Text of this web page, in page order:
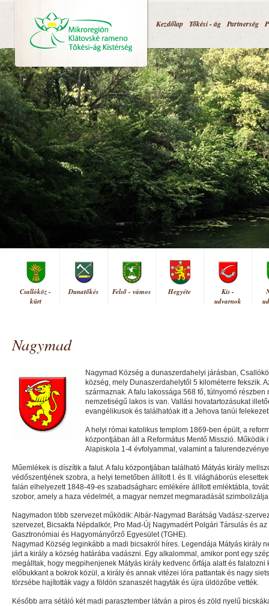
Kezdőlap Tőkési - ág Partnerség
Csallóköz -
kürt
Dunatőkés Felső - vámos Hegyéte
Kis -
udvarnok
Nagymad
Nagymad Község a dunaszerdahelyi járásban,
község, mely Dunaszerdahelytől 5 kilométerre fekszik.
származnak. A falu lakossága 568 fő, túlnyomó
nemzetiségű lakos is van. Vallási hovatartozásukat
evangélikusok és találhatóak itt a Jehova tanúi
A helyi római katolikus templom 1869-ben épült, a
központjában áll a Református Mentő Misszió. Működik
Alapiskola 1-4 évfolyammal, valamint a
Műemlékek is díszítik a falut. A falu központjában található Mátyás király
védőszentjének szobra, a helyi temetőben állított I. és II. világháborús
falán elhelyezett 1848-49-es szabadságharc emlékére állított emléktábla,
szobor, amely a haza védelmét, a magyar nemzet megmaradását
Nagymadon több szervezet működik: Albár-Nagymad Barátság Vadász-
szervezet, Bicsakfa Népdalkör, Pro Mad-Új Nagymadért Polgári Társulás és
Gasztronómiai és Hagyományőrző Egyesület (TGHE).
Nagymad Község leginkább a madi bicsakról híres. Legendája Mátyás király
járt a király a község határába vadászni. Egy alkalommal, amikor pont egy
megálltak, hogy megpihenjenek Mátyás király kedvenc őrfája alatt és falatozni
előbukkant a bokrok közül, a király és annak vitézei lóra pattantak és nagy
törzsébe hajították vagy a földön szanaszét hagyták és újra üldözőbe vették.
Később arra sétáló két madi parasztember látván a piros és zöld nyelű